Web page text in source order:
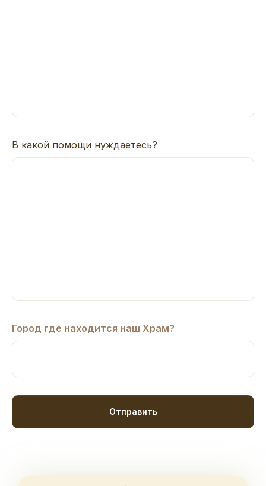
В какой помощи нуждаетесь?
Город где находится наш Храм?